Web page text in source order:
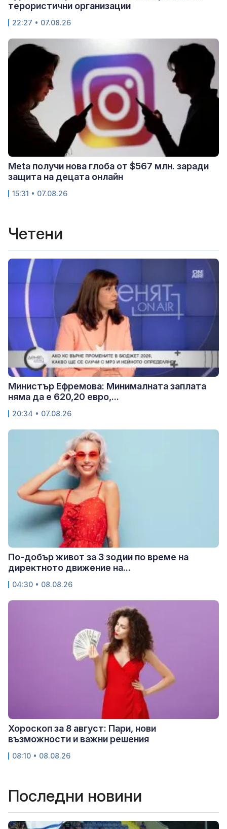
терористични организации
22:27 • 07.08.26
Meta получи нова глоба от $567 млн. заради
защита на децата онлайн
15:31 • 07.08.26
Четени
Министър Ефремова: Минималната заплата
няма да е 620,20 евро,...
20:34 • 07.08.26
По-добър живот за 3 зодии по време на
директното движение на...
04:30 • 08.08.26
Хороскоп за 8 август: Пари, нови
възможности и важни решения
08:10 • 08.08.26
Последни новини